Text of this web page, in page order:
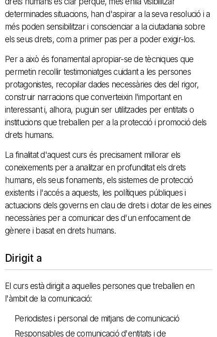
determinades situacions, han d'aspirar a la seva resolució i a
més poden sensibilitzar i conscienciar a la ciutadania sobre
els seus drets, com a primer pas per a poder exigir-los.
Per a això és fonamental apropiar-se de tècniques que
permetin recollir testimoniatges cuidant a les persones
protagonistes, recopilar dades necessàries des del rigor,
construir narracions que converteixin l'important en
interessant i, alhora, puguin ser utilitzades per entitats o
institucions que treballen per a la protecció i promoció dels
drets humans.
La finalitat d'aquest curs és precisament millorar els
coneixements per a analitzar en profunditat els drets
humans, els seus fonaments, els sistemes de protecció
existents i l'accés a aquests, les polítiques públiques i
actuacions dels governs en clau de drets i dotar de les eines
necessàries per a comunicar des d'un enfocament de
gènere i basat en drets humans.
Dirigit a
El curs està dirigit a aquelles persones que treballen en
l'àmbit de la comunicació:
Periodistes i personal de mitjans de comunicació
Responsables de comunicació d'entitats i de